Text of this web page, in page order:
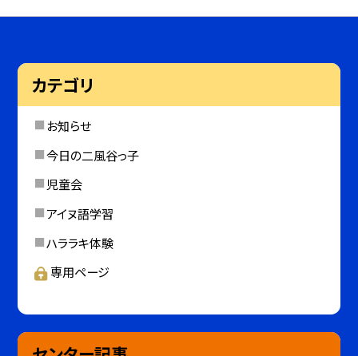
カテゴリ
お知らせ
今日の二風谷っ子
児童会
アイヌ語学習
ハララキ体験
専用ページ